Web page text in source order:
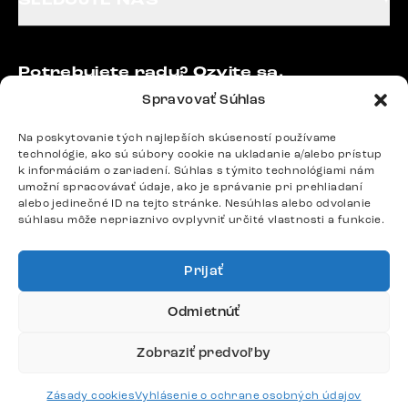
Spravovať Súhlas
Na poskytovanie tých najlepších skúseností používame
technológie, ako sú súbory cookie na ukladanie a/alebo prístup
k informáciám o zariadení. Súhlas s týmito technológiami nám
umožní spracovávať údaje, ako je správanie pri prehliadaní
alebo jedinečné ID na tejto stránke. Nesúhlas alebo odvolanie
súhlasu môže nepriaznivo ovplyvniť určité vlastnosti a funkcie.
Prijať
Odmietnúť
Zobraziť predvoľby
Zásady cookiesVyhlásenie o ochrane osobných údajov
Potrebujete radu? Ozvite sa.
podpora@delife-shop.sk
Odpovedáme do 24 hodín.
Google recenzie
4,8
Platby